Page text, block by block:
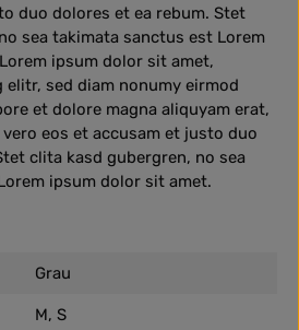
duo dolores et ea rebum. Stet
sea takimata sanctus est Lorem
ipsum dolor sit amet,
sed diam nonumy eirmod
et dolore magna aliquyam erat,
eos et accusam et justo duo
clita kasd gubergren, no sea
ipsum dolor sit amet.
Grau
M, S